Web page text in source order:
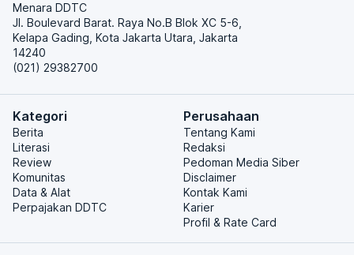
Menara DDTC
Jl. Boulevard Barat. Raya No.B Blok XC 5-6,
Kelapa Gading, Kota Jakarta Utara, Jakarta
14240
(021) 29382700
Kategori
Berita
Literasi
Review
Komunitas
Data & Alat
Perpajakan DDTC
Perusahaan
Tentang Kami
Redaksi
Pedoman Media Siber
Disclaimer
Kontak Kami
Karier
Profil & Rate Card